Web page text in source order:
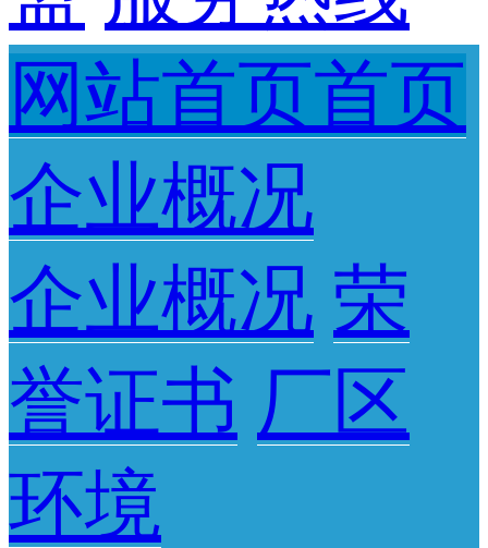
网站首页首页
企业概况
企业概况 荣
誉证书 厂区
环境